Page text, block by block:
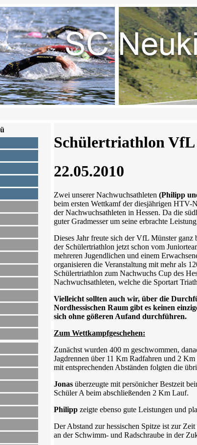
Schülertriathlon VfL
22.05.2010
Zwei unserer Nachwuchsathleten (Philipp
beim ersten Wettkamf der diesjährigen HTV-
der Nachwuchsathleten in Hessen. Da die
guter Gradmesser um seine erbrachte
Dieses Jahr freute sich der VfL Münster
der Schülertriathlon jetzt schon vom
mehreren Jugendlichen und einem
organisieren die Veranstaltung mit mehr als
Schülertriathlon zum Nachwuchs Cup des
Nachwuchsathleten, welche die Sportart
Vielleicht sollten auch wir, über die
Nordhessischen Raum gibt es keinen
sich ohne gößeren Aufand durchführen.
Zum Wettkampfgeschehen:
Zunächst wurden 400 m geschwommen,
Jagdrennen über 11 Km Radfahren und 2
mit entsprechenden Abständen folgten die
Jonas überzeugte mit persönicher Bestzeit
Schüler A beim abschließenden 2 Km Lauf.
Philipp zeigte ebenso gute Leistungen und
Der Abstand zur hessischen Spitze ist zur
an der Schwimm- und Radschraube in der